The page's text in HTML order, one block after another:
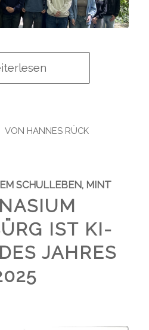
VON HANNES RÜCK
SCHULLEBEN, MINT
IST KI-
JAHRES